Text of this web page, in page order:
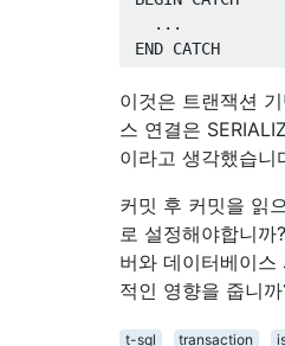
...
END CATCH
이것은 트랜잭션
스 연결은
이라고 생각했습니
커밋 후 커밋을 읽
로 설정해야합니까
버와 데이터베이스
적인 영향을 줍니
t-sql transaction